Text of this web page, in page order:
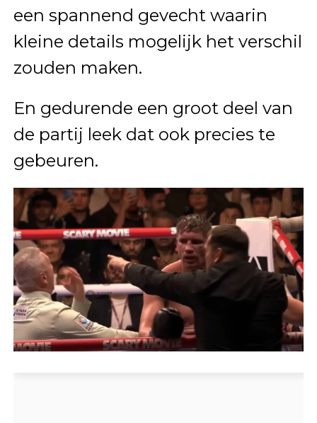
een spannend gevecht waarin
kleine details mogelijk het verschil
zouden maken.
En gedurende een groot deel van
de partij leek dat ook precies te
gebeuren.